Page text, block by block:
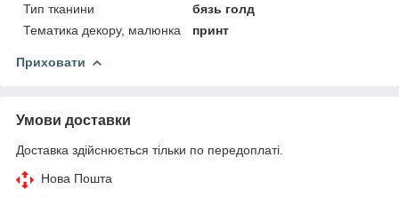
Тип тканини
бязь голд
Тематика декору, малюнка
принт
Приховати
Умови доставки
Доставка здійснюється тільки по передоплаті.
Нова Пошта